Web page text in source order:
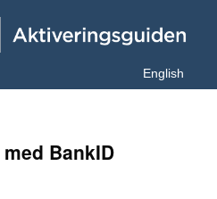
English
BankID